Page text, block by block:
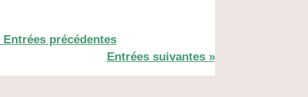
Entrées précédentes
Entrées suivantes »